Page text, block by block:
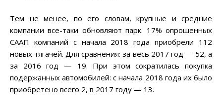
Тем не менее, по его словам, крупные и средние
компании все-таки обновляют парк. 17% опрошенных
СААП компаний с начала 2018 года приобрели 112
новых тягачей. Для сравнения: за весь 2017 год — 52, а
за 2016 год — 19. При этом сократилась покупка
подержанных автомобилей: с начала 2018 года их было
приобретено всего 2, в 2017 году — 13.